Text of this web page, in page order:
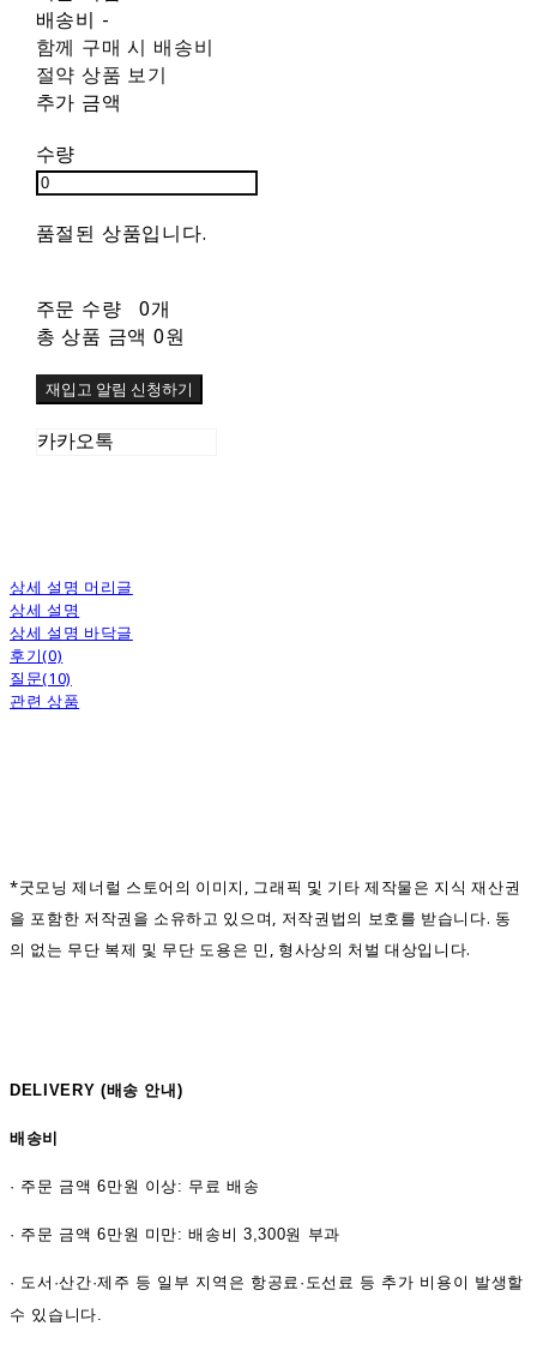
배송비 -
함께 구매 시 배송비
절약 상품 보기
추가 금액
수량
품절된 상품입니다.
주문 수량
0개
총 상품 금액 0원
재입고 알림 신청하기
카카오톡
상세 설명 머리글
상세 설명
상세 설명 바닥글
후기(0)
질문(10)
관련 상품
*굿모닝 제너럴 스토어의 이미지, 그래픽 및 기타 제작물은 지식 재산권
을 포함한 저작권을 소유하고 있으며, 저작권법의 보호를 받습니다. 동
의 없는 무단 복제 및 무단 도용은 민, 형사상의 처벌 대상입니다.
DELIVERY (배송 안내)
배송비
· 주문 금액 6만원 이상: 무료 배송
· 주문 금액 6만원 미만: 배송비 3,300원 부과
· 도서·산간·제주 등 일부 지역은 항공료·도선료 등 추가 비용이 발생할
수 있습니다.